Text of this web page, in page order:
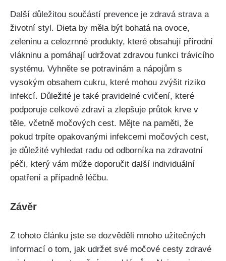
Další důležitou součástí prevence je ⁣zdravá strava a
životní styl. Dieta ⁤by měla​ být bohatá na ovoce,
zeleninu⁣ a celozrnné produkty, které obsahují přírodní
vlákninu⁤ a pomáhají udržovat zdravou funkci trávicího
systému. Vyhněte se ⁢potravinám‍ a⁤ nápojům s
vysokým⁣ obsahem cukru, které mohou zvýšit riziko
infekcí. Důležité je také pravidelné cvičení, které
podporuje celkové zdraví a ⁢zlepšuje průtok krve ⁣v
těle, ⁤včetně močových cest. Mějte na paměti,‌ že
‍pokud ⁤trpíte opakovanými ⁤infekcemi močových cest,
je⁣ důležité vyhledat radu⁢ od ⁤odborníka na zdravotní
péči, který vám​ může doporučit další ⁢individuální⁣
opatření a případně léčbu.
Závěr
Z tohoto článku jste se‌ dozvěděli mnoho ​užitečných⁢
informací o ‌tom, jak⁣ udržet své‍ močové cesty zdravé